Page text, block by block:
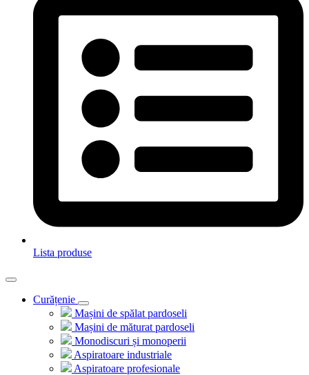
Lista produse
Curățenie
Mașini de spălat pardoseli
Mașini de măturat pardoseli
Monodiscuri și monoperii
Aspiratoare industriale
Aspiratoare profesionale